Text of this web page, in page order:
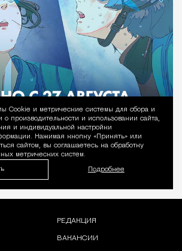
Уведомление
Сookie и метрические системы для сбора и
производительности и использовании сайта,
и индивидуальной настройки
Нажимая кнопку «Принять» или
сайтом, вы соглашаетесь на обработку
метрических систем.
Подробнее
РЕДАКЦИЯ
ВАКАНСИИ